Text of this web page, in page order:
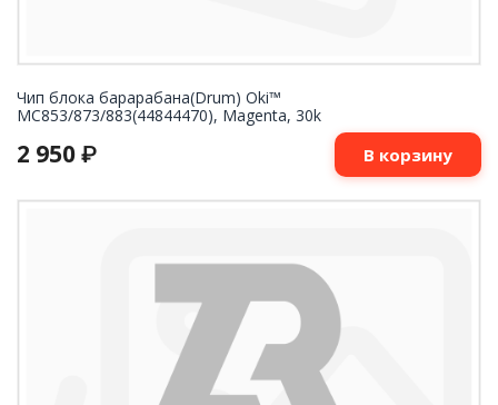
Чип блока барарабана(Drum) Oki™
MC853/873/883(44844470), Magenta, 30k
2 950 ₽ В корзину